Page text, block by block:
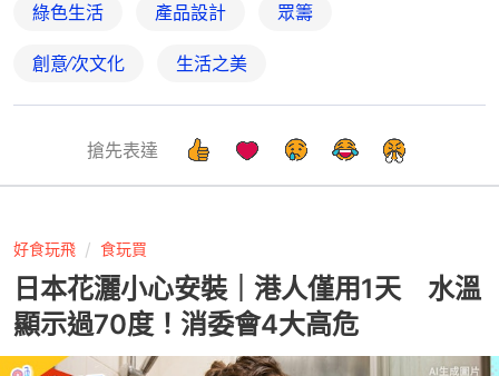
綠色生活 產品設計 眾籌
創意∕次文化 生活之美
搶先表達
好食玩飛 食玩買
日本花灑小心安裝｜港人僅用1天 水溫
顯示過70度！消委會4大高危